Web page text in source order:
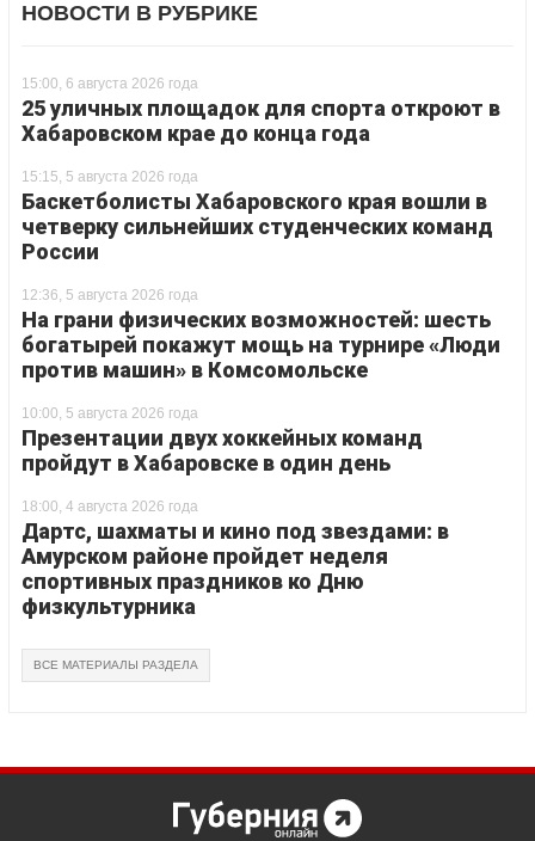
НОВОСТИ В РУБРИКЕ
15:00, 6 августа 2026 года
25 уличных площадок для спорта откроют в
Хабаровском крае до конца года
15:15, 5 августа 2026 года
Баскетболисты Хабаровского края вошли в
четверку сильнейших студенческих команд
России
12:36, 5 августа 2026 года
На грани физических возможностей: шесть
богатырей покажут мощь на турнире «Люди
против машин» в Комсомольске
10:00, 5 августа 2026 года
Презентации двух хоккейных команд
пройдут в Хабаровске в один день
18:00, 4 августа 2026 года
Дартс, шахматы и кино под звездами: в
Амурском районе пройдет неделя
спортивных праздников ко Дню
физкультурника
ВСЕ МАТЕРИАЛЫ РАЗДЕЛА